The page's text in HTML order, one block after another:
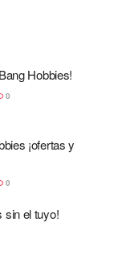
Hobbies!
0
¡ofertas y
0
sin el tuyo!